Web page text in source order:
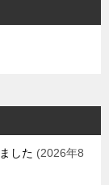
した
2026年8